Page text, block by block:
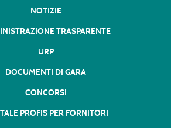
NOTIZIE
TRASPARENTE
URP
DOCUMENTI DI GARA
CONCORSI
PROFIS PER FORNITORI